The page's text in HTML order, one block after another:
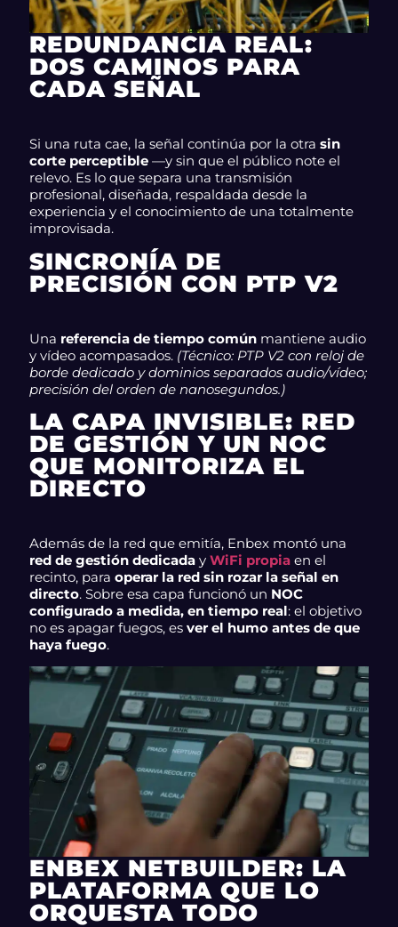
REDUNDANCIA REAL:
DOS CAMINOS PARA
CADA SEÑAL
Si una ruta cae, la señal continúa por la otrasin
corte perceptible —y sin que el público note el
relevo. Es lo que separa una transmisión
profesional, diseñada, respaldada desde la
experiencia y el conocimiento de una totalmente
improvisada.
SINCRONÍA DE
PRECISIÓN CON PTP V2
Una referencia de tiempo común mantiene audio
y vídeo acompasados. (Técnico: PTP V2 con reloj de
borde dedicado y dominios separados audio/vídeo;
precisión del orden de nanosegundos.)
LA CAPA INVISIBLE: RED
DE GESTIÓN Y UN NOC
QUE MONITORIZA EL
DIRECTO
Además de la red que emitía, Enbex montó una
red de gestión dedicada yWiFi propia en el
recinto, paraoperar la red sin rozar la señal en
directo. Sobre esa capa funcionó un NOC
configurado a medida, en tiempo real: el objetivo
no es apagar fuegos, esver el humo antes de que
haya fuego.
ENBEX NETBUILDER: LA
PLATAFORMA QUE LO
ORQUESTA TODO